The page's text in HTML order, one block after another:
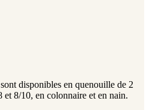
disponibles en quenouille de 2
et 8/10, en colonnaire et en nain.